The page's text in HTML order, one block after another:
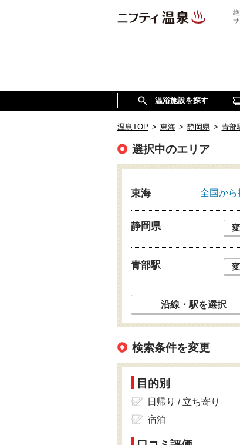
温浴施設を探す
温泉TOP > 東海 > 静岡県 > 青部
選択中のエリア
東海 全国から
静岡県
青部駅
沿線・駅を選択
検索条件を変更
目的別
日帰り / 立ち寄り
宿泊